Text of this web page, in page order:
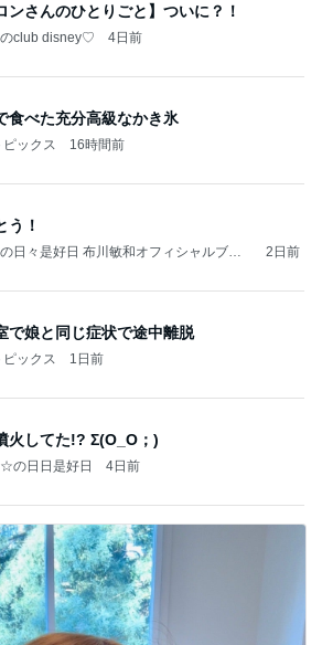
ンさんのひとりごと】ついに？！
club disney♡ 4日前
食べた充分高級なかき氷
ックス 16時間前
う！
布川敏和オフィシャルブロ
2日前
で娘と同じ症状で途中離脱
ックス 1日前
火してた!? Σ(O_O；)
の日日是好日 4日前